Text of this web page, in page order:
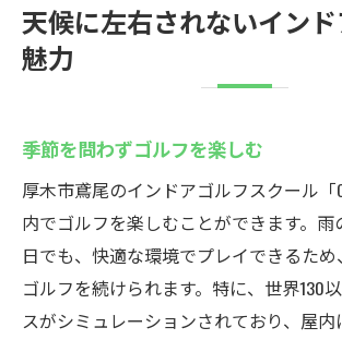
天候に左右されないイン
魅力
季節を問わずゴルフを楽しむ
厚木市鳶尾のインドアゴルフスクール「
内でゴルフを楽しむことができます。雨
日でも、快適な環境でプレイできるため
ゴルフを続けられます。特に、世界130
スがシミュレーションされており、屋